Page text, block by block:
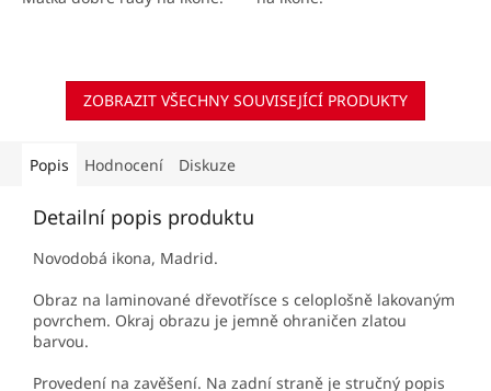
ZOBRAZIT VŠECHNY SOUVISEJÍCÍ PRODUKTY
Popis Hodnocení Diskuze
Detailní popis produktu
Novodobá ikona, Madrid.
Obraz na laminované dřevotřísce s celoplošně lakovaným
povrchem. Okraj obrazu je jemně ohraničen zlatou
barvou.
Provedení na zavěšení. Na zadní straně je stručný popis